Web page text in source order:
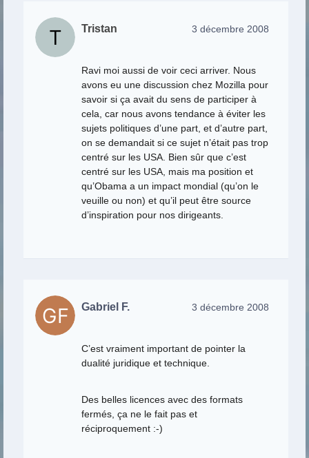
Tristan 3 décembre 2008
Ravi moi aussi de voir ceci arriver. Nous
avons eu une discussion chez Mozilla pour
savoir si ça avait du sens de participer à
cela, car nous avons tendance à éviter les
sujets politiques d’une part, et d’autre part,
on se demandait si ce sujet n’était pas trop
centré sur les USA. Bien sûr que c’est
centré sur les USA, mais ma position et
qu’Obama a un impact mondial (qu’on le
veuille ou non) et qu’il peut être source
d’inspiration pour nos dirigeants.
Gabriel F. 3 décembre 2008
C’est vraiment important de pointer la
dualité juridique et technique.
Des belles licences avec des formats
fermés, ça ne le fait pas et
réciproquement :-)